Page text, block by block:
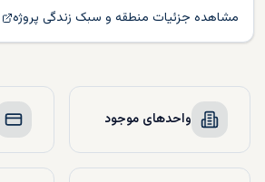
مشاهده جزئیات منطقه و سبک زندگی پروژه
واحدهای موجود